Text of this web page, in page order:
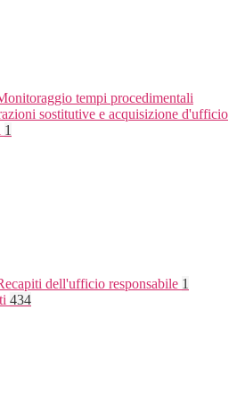
tempi procedimentali
sostitutive e acquisizione d'ufficio
1
dell'ufficio responsabile 1
434